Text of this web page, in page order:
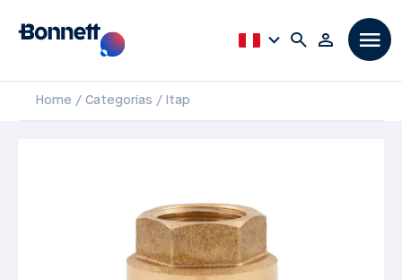
Home Categorías Itap